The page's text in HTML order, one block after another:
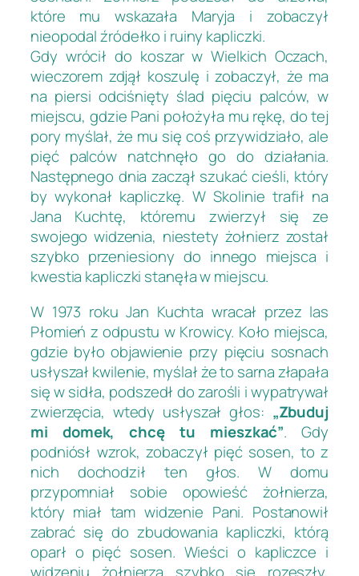
które mu wskazała Maryja i zobaczył
nieopodal źródełko i ruiny kapliczki.
Gdy wrócił do koszar w Wielkich Oczach,
wieczorem zdjął koszulę i zobaczył, że ma
na piersi odciśnięty ślad pięciu palców, w
miejscu, gdzie Pani położyła mu rękę, do tej
pory myślał, że mu się coś przywidziało, ale
pięć palców natchnęło go do działania.
Następnego dnia zaczął szukać cieśli, który
by wykonał kapliczkę. W Skolinie trafił na
Jana Kuchtę, któremu zwierzył się ze
swojego widzenia, niestety żołnierz został
szybko przeniesiony do innego miejsca i
kwestia kapliczki stanęła w miejscu.
W 1973 roku Jan Kuchta wracał przez las
Płomień z odpustu w Krowicy. Koło miejsca,
gdzie było objawienie przy pięciu sosnach
usłyszał kwilenie, myślał że to sarna złapała
się w sidła, podszedł do zarośli i wypatrywał
zwierzęcia, wtedy usłyszał głos: „Zbuduj
mi domek, chcę tu mieszkać”. Gdy
podniósł wzrok, zobaczył pięć sosen, to z
nich dochodził ten głos. W domu
przypomniał sobie opowieść żołnierza,
który miał tam widzenie Pani. Postanowił
zabrać się do zbudowania kapliczki, którą
oparł o pięć sosen. Wieści o kapliczce i